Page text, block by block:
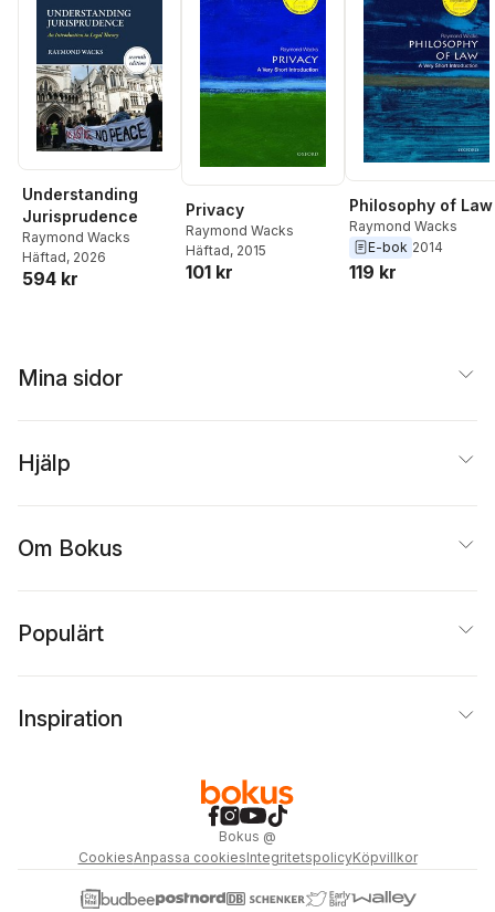
Understanding
Jurisprudence
Raymond Wacks
Häftad, 2026
594 kr
Privacy
Raymond Wacks
Häftad, 2015
101 kr
Philosophy of Law
Raymond Wacks
E-bok 2014
119 kr
Mina sidor
Hjälp
Om Bokus
Populärt
Inspiration
Bokus @
CookiesAnpassa cookiesIntegritetspolicyKöpvillkor